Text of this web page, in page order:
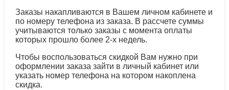
Заказы накапливаются в Вашем личном кабинете и
по номеру телефона из заказа. В рассчете суммы
учитываются только заказы с момента оплаты
которых прошло более 2-х недель.
Чтобы воспользоваться скидкой Вам нужно при
оформлении заказа зайти в личный кабинет или
указать номер телефона на котором накоплена
скидка.